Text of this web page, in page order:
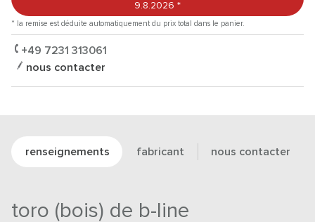
9.8.2026 *
* la remise est déduite automatiquement du prix total dans le panier.
+49 7231 313061
nous contacter
renseignements fabricant nous contacter
toro (bois) de b-line